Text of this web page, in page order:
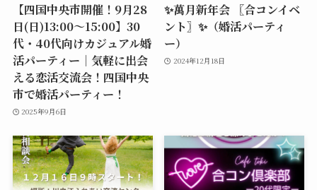
【四国中央市開催！9月28
日(日)13:00～15:00】30
代・40代向けカジュアル婚
活パーティー｜気軽に出会
える恋活交流会！四国中央
市で婚活パーティー！
2025年9月6日
✨萬月新年会 〖合コンイベ
ント〗✨（婚活パーティ
ー）
2024年12月18日